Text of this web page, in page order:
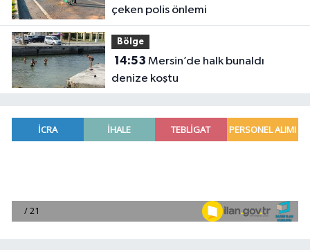
çeken polis önlemi
Bölge
14:53
denize koştu